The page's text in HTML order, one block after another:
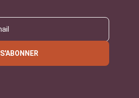
S'ABONNER